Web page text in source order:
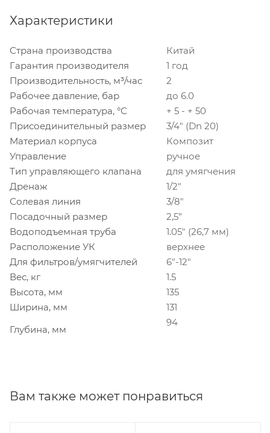
Характеристики
Страна производства
Китай
Гарантия производителя
1 год
Производительность, м³/час
2
Рабочее давление, бар
до 6.0
Рабочая температура, °С
+ 5 - + 50
Присоединительный размер
3/4" (Dn 20)
Материал корпуса
Композит
Управление
ручное
Тип управляющего клапана
для умягчения
Дренаж
1/2"
Солевая линия
3/8"
Посадочный размер
2,5”
Водоподъемная труба
1.05" (26,7 мм)
Расположение УК
верхнее
Для фильтров/умягчителей
6"-12"
Вес, кг
1.5
Высота, мм
135
Ширина, мм
131
Глубина, мм
94
Вам также может понравиться